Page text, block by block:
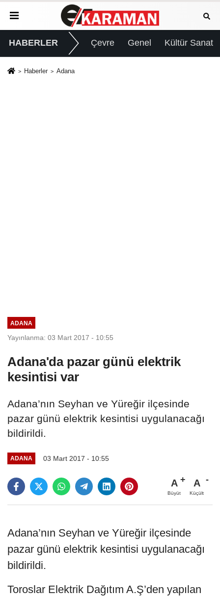
HABERLER Çevre Genel Kültür Sanat
Haberler Adana
ADANA
Yayınlanma: 03 Mart 2017 - 10:55
Adana'da pazar günü elektrik
kesintisi var
Adana’nın Seyhan ve Yüreğir ilçesinde
pazar günü elektrik kesintisi uygulanacağı
bildirildi.
ADANA 03 Mart 2017 - 10:55
A
Büyüt
A
Küçült
Adana’nın Seyhan ve Yüreğir ilçesinde
pazar günü elektrik kesintisi uygulanacağı
bildirildi.
Toroslar Elektrik Dağıtım A.Ş’den yapılan